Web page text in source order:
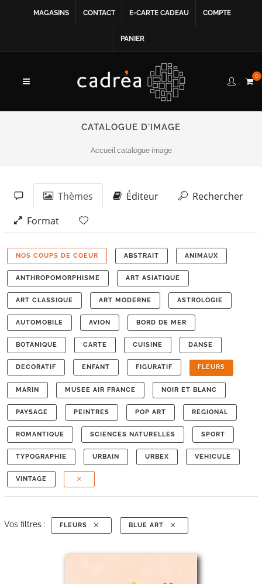
MAGASINS CONTACT E-CARTE CADEAU COMPTE
PANIER
0
CATALOGUE D'IMAGE
Accueil catalogue image
Thèmes Éditeur
Rechercher
Format
NOS COUPS DE COEUR ABSTRAIT ANIMAUX
ANTHROPOMORPHISME ART ASIATIQUE
ART CLASSIQUE ART MODERNE ASTROLOGIE
AUTOMOBILE AVION BORD DE MER
BOTANIQUE CARTE CUISINE DANSE
DECORATIF ENFANT FIGURATIF FLEURS
MARIN MUSEE AIR FRANCE NOIR ET BLANC
PAYSAGE PEINTRES POP ART REGIONAL
ROMANTIQUE SCIENCES NATURELLES SPORT
TYPOGRAPHIE URBAIN URBEX VEHICULE
VINTAGE
Vos filtres : FLEURS BLUE ART